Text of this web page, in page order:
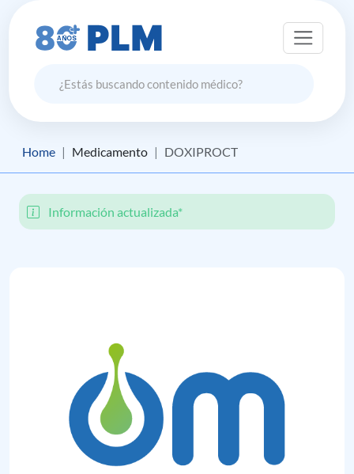
Home Medicamento DOXIPROCT
Información actualizada*